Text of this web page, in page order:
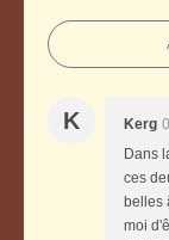
K Kerg
Dans
ces
belles
moi